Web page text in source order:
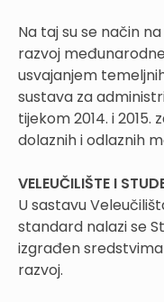
Na taj su se način
razvoj
usvajanjem
sustava za
tijekom 2014. i
dolaznih i odlaznih
VELEUČILIŠTE I
U sastavu
standard nalazi se
izgrađen
razvoj.